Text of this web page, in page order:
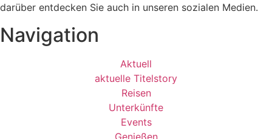
darüber entdecken Sie auch in unseren sozialen Medien.
Navigation
Aktuell
aktuelle Titelstory
Reisen
Unterkünfte
Events
Genießen